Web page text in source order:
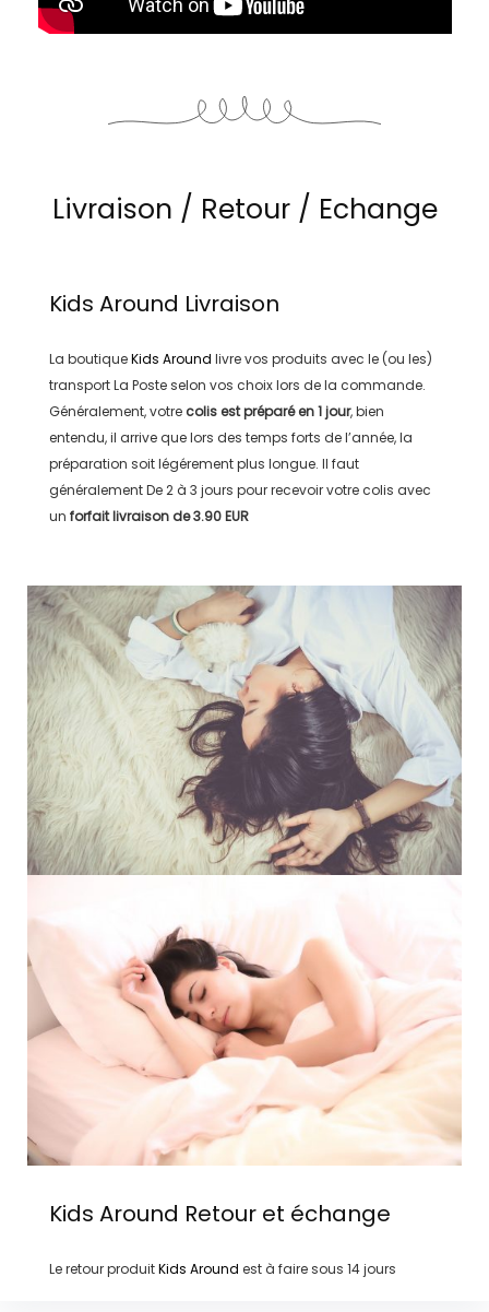
Livraison / Retour / Echange
Kids Around Livraison
La boutiqueKids Around livre vos produits avec le (ou les)
transportLa Posteselon vos choix lors de la commande.
Généralement, votre colis est préparé en1 jour, bien
entendu, il arrive que lors des temps forts de l’année, la
préparation soit légérement plus longue. Il faut
généralementDe 2 à 3 jours pour recevoir votre colis avec
un forfait livraison de3.90 EUR
Kids Around Retour et échange
Le retour produitKids Around est à faire sous 14 jours